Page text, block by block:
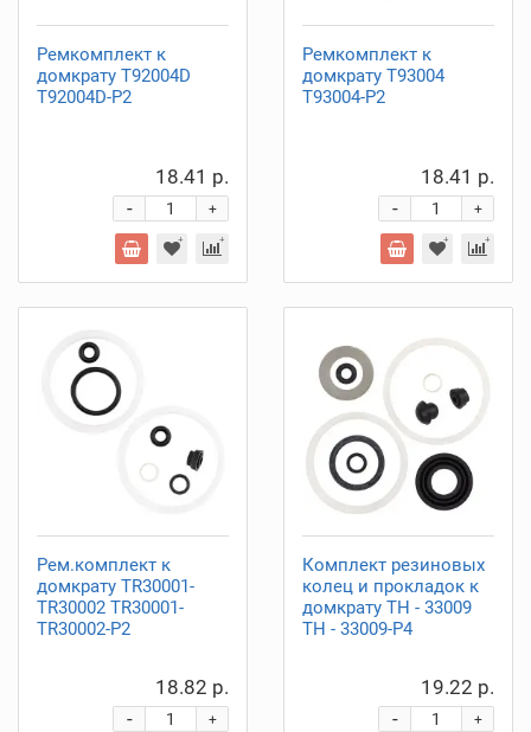
Ремкомплект к
домкрату T92004D
T92004D-P2
18.41 р.
+
-
Ремкомплект к
домкрату T93004
T93004-P2
18.41 р.
+
-
Рем.комплект к
домкрату TR30001-
TR30002 TR30001-
TR30002-P2
18.82 р.
+
-
Комплект резиновых
колец и прокладок к
домкрату ТН - 33009
ТН - 33009-P4
19.22 р.
+
-